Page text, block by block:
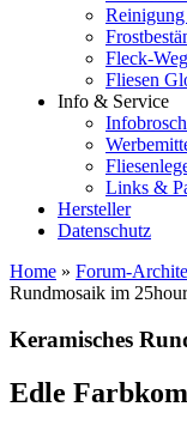
Fleck-
Fliesen
Info & Service
Links &
Hersteller
Datenschutz
Home » Forum-
Rundmosaik im
Keramisches
Edle